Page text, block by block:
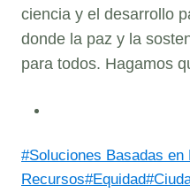
ciencia y el desarrollo
donde la paz y la
para todos. Hagamos
Post
Tags:
#Soluciones Basadas en
Recursos#Equidad#